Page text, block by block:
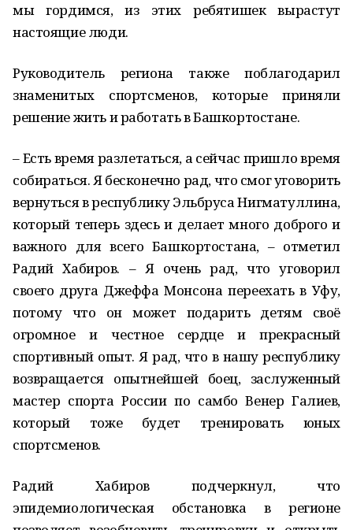
мы гордимся, из этих ребятишек вырастут
настоящие люди.
Руководитель региона также поблагодарил
знаменитых спортсменов, которые приняли
решение жить и работать в Башкортостане.
– Есть время разлетаться, а сейчас пришло время
собираться. Я бесконечно рад, что смог уговорить
вернуться в республику Эльбруса Нигматуллина,
который теперь здесь и делает много доброго и
важного для всего Башкортостана, – отметил
Радий Хабиров. – Я очень рад, что уговорил
своего друга Джеффа Монсона переехать в Уфу,
потому что он может подарить детям своё
огромное и честное сердце и прекрасный
спортивный опыт. Я рад, что в нашу республику
возвращается опытнейшей боец, заслуженный
мастер спорта России по самбо Венер Галиев,
который тоже будет тренировать юных
спортсменов.
Радий Хабиров подчеркнул, что
эпидемиологическая обстановка в регионе